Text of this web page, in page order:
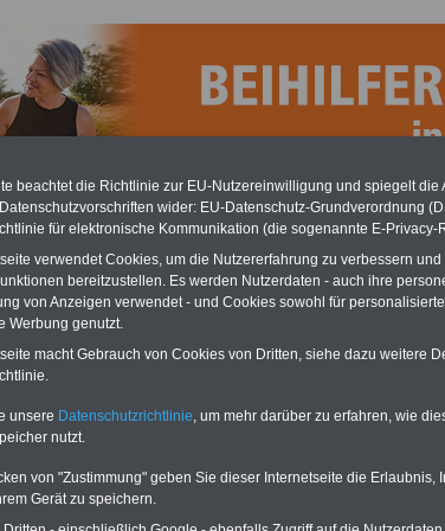
in Hamburg
Versicherung
Pauschalpreis
Beamtinnen
beachtet die Richtlinie zur EU-Nutzereinwilligung und spiegelt die
wider: EU-Datenschutz-Grundverordnung
für elektronische Kommunikation (die sogenannte E-Privacy-
verwendet Cookies, um die Nutzererfahrung zu verbessern
bereitzustellen. Es werden Nutzerdaten - auch ihre
von Anzeigen verwendet - und Cookies sowohl für
Werbung genutzt.
macht Gebrauch von Cookies von Dritten, siehe dazu weitere
unsere Datenschutzrichtlinie, um mehr darüber zu erfahren, wie
nutzt.
von "Zustimmung" geben Sie dieser Internetseite die Erlaubnis,
Gerät zu speichern.